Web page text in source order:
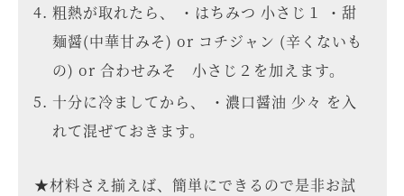
粗熱が取れたら、 ・はちみつ 小さじ１ ・甜
麺醤(中華甘みそ) or コチジャン (辛くないも
の) or 合わせみそ 小さじ２を加えます。
十分に冷ましてから、 ・濃口醤油 少々 を入
れて混ぜておきます。
★材料さえ揃えば、簡単にできるので是非お試